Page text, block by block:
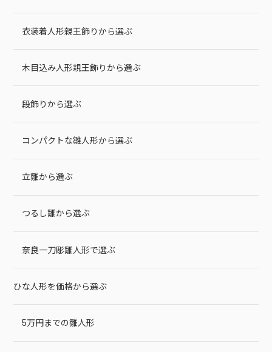
衣装着人形親王飾りから選ぶ
木目込み人形親王飾りから選ぶ
段飾りから選ぶ
コンパクトな雛人形から選ぶ
立雛から選ぶ
つるし雛から選ぶ
奈良一刀彫雛人形で選ぶ
ひな人形を価格から選ぶ
5万円までの雛人形